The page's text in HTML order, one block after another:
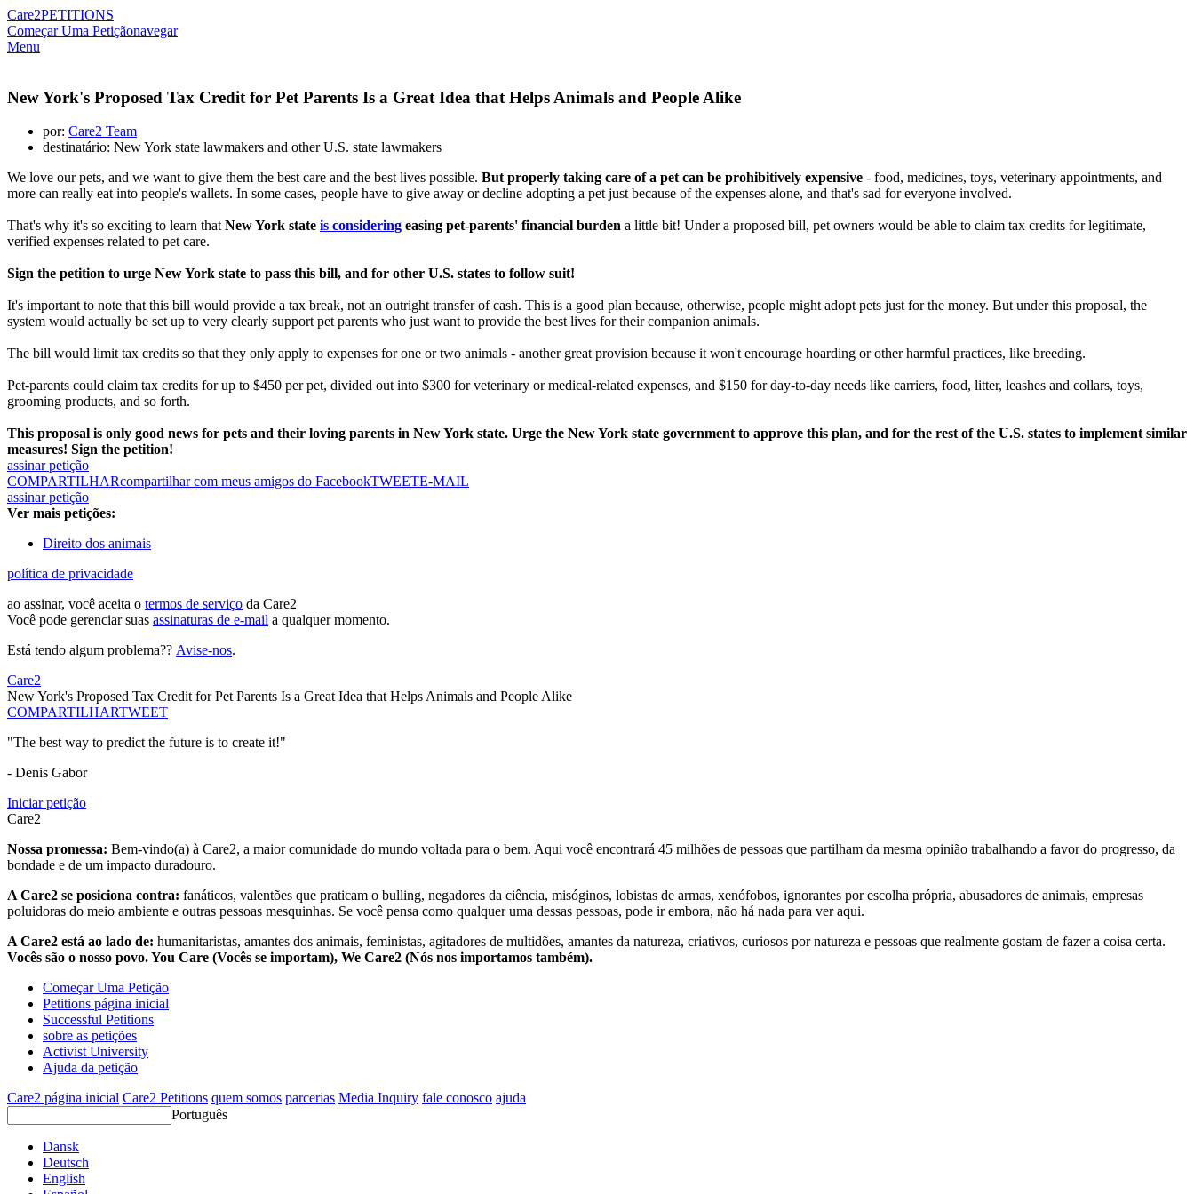
Care2PETITIONS
Começar Uma Petiçãonavegar
Menu
New York's Proposed Tax Credit for Pet Parents Is a Great Idea that Helps Animals and People Alike
por: Care2 Team
destinatário: New York state lawmakers and other U.S. state lawmakers
We love our pets, and we want to give them the best care and the best lives possible. But properly taking care of a pet can be prohibitively expensive - food, medicines, toys, veterinary appointments, and
more can really eat into people's wallets. In some cases, people have to give away or decline adopting a pet just because of the expenses alone, and that's sad for everyone involved.
That's why it's so exciting to learn thatNew York state is considering easing pet-parents' financial burden a little bit! Under a proposed bill, pet owners would be able to claim tax credits for legitimate,
verified expenses related to pet care.
Sign the petition to urge New York state to pass this bill, and for other U.S. states to follow suit!
It's important to note that this bill would provide a tax break, not an outright transfer of cash. This is a good plan because, otherwise, people might adopt pets just for the money. But under this proposal, the
system would actually be set up to very clearly support pet parents who just want to provide the best lives for their companion animals.
The bill would limit tax credits so that they only apply to expenses for one or two animals - another great provision because it won't encourage hoarding or other harmful practices, like breeding.
Pet-parents could claim tax credits for up to $450 per pet, divided out into $300 for veterinary or medical-related expenses, and $150 for day-to-day needs like carriers, food, litter, leashes and collars, toys,
grooming products, and so forth.
This proposal is only good news for pets and their loving parents in New York state. Urge the New York state government to approve this plan, and for the rest of the U.S. states to implement similar
measures! Sign the petition!
assinar petição
COMPARTILHARcompartilhar com meus amigos do FacebookTWEETE-MAIL
assinar petição
Ver mais petições:
Direito dos animais
política de privacidade
ao assinar, você aceita o termos de serviço da Care2
Você pode gerenciar suas assinaturas de e-mail a qualquer momento.
Está tendo algum problema?? Avise-nos.
Care2
New York's Proposed Tax Credit for Pet Parents Is a Great Idea that Helps Animals and People Alike
COMPARTILHARTWEET
"The best way to predict the future is to create it!"
- Denis Gabor
Iniciar petição
Care2
Nossa promessa: Bem-vindo(a) à Care2, a maior comunidade do mundo voltada para o bem. Aqui você encontrará 45 milhões de pessoas que partilham da mesma opinião trabalhando a favor do progresso, da
bondade e de um impacto duradouro.
A Care2 se posiciona contra: fanáticos, valentões que praticam o bulling, negadores da ciência, misóginos, lobistas de armas, xenófobos, ignorantes por escolha própria, abusadores de animais, empresas
poluidoras do meio ambiente e outras pessoas mesquinhas. Se você pensa como qualquer uma dessas pessoas, pode ir embora, não há nada para ver aqui.
A Care2 está ao lado de: humanitaristas, amantes dos animais, feministas, agitadores de multidões, amantes da natureza, criativos, curiosos por natureza e pessoas que realmente gostam de fazer a coisa certa.
Vocês são o nosso povo. You Care (Vocês se importam), We Care2 (Nós nos importamos também).
Começar Uma Petição
Petitions página inicial
Successful Petitions
sobre as petições
Activist University
Ajuda da petição
Care2 página inicial Care2 Petitions quem somos parcerias Media Inquiry fale conosco ajuda
Português
Dansk
Deutsch
English